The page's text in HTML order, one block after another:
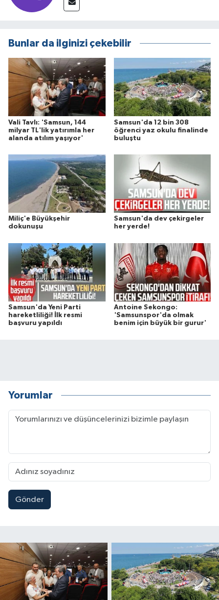
Bunlar da ilginizi çekebilir
Vali Tavlı: 'Samsun, 144
milyar TL'lik yatırımla her
alanda atılım yaşıyor'
Samsun'da 12 bin 308
öğrenci yaz okulu finalinde
buluştu
Miliç'e Büyükşehir
dokunuşu
Samsun'da dev çekirgeler
her yerde!
Samsun'da Yeni Parti
hareketliliği! İlk resmi
başvuru yapıldı
Antoine Sekongo:
'Samsunspor'da olmak
benim için büyük bir gurur'
Yorumlar
Gönder